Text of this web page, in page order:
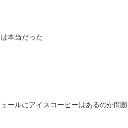
本当だった
ュールにアイスコーヒーはあるのか問題